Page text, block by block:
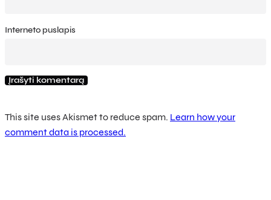
Interneto puslapis
This site uses Akismet to reduce spam. Learn how your
comment data is processed.